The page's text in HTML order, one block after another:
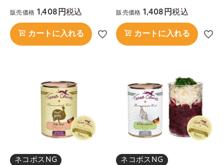
販売価格 1,408 税込
カートに入れる
販売価格 1,408 税込
カートに入れる
ネコポスNG ネコポスNG